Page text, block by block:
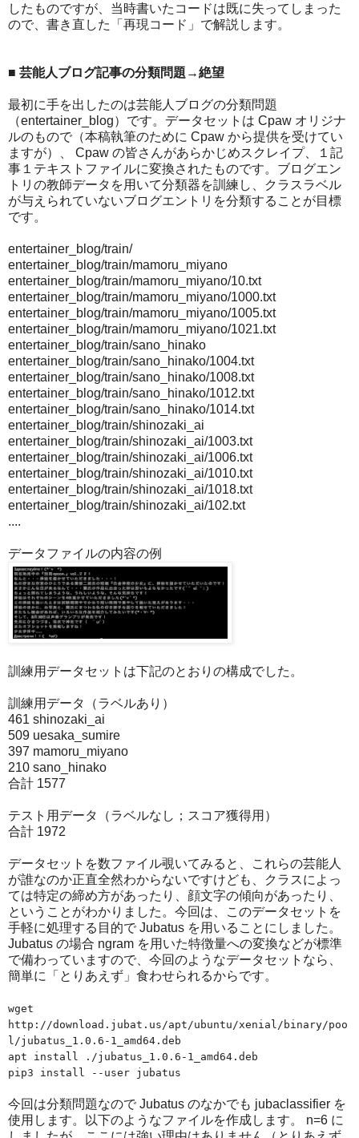
したものですが、当時書いたコードは既に失ってしまった
ので、書き直した「再現コード」で解説します。
■ 芸能人ブログ記事の分類問題→絶望
最初に手を出したのは芸能人ブログの分類問題
（entertainer_blog）です。データセットは Cpaw オリジナ
ルのもので（本稿執筆のために Cpaw から提供を受けてい
ますが）、 Cpaw の皆さんがあらかじめスクレイプ、１記
事１テキストファイルに変換されたものです。ブログエン
トリの教師データを用いて分類器を訓練し、クラスラベル
が与えられていないブログエントリを分類することが目標
です。
entertainer_blog/train/
entertainer_blog/train/mamoru_miyano
entertainer_blog/train/mamoru_miyano/10.txt
entertainer_blog/train/mamoru_miyano/1000.txt
entertainer_blog/train/mamoru_miyano/1005.txt
entertainer_blog/train/mamoru_miyano/1021.txt
entertainer_blog/train/sano_hinako
entertainer_blog/train/sano_hinako/1004.txt
entertainer_blog/train/sano_hinako/1008.txt
entertainer_blog/train/sano_hinako/1012.txt
entertainer_blog/train/sano_hinako/1014.txt
entertainer_blog/train/shinozaki_ai
entertainer_blog/train/shinozaki_ai/1003.txt
entertainer_blog/train/shinozaki_ai/1006.txt
entertainer_blog/train/shinozaki_ai/1010.txt
entertainer_blog/train/shinozaki_ai/1018.txt
entertainer_blog/train/shinozaki_ai/102.txt
....
データファイルの内容の例
訓練用データセットは下記のとおりの構成でした。
訓練用データ（ラベルあり）
461 shinozaki_ai
509 uesaka_sumire
397 mamoru_miyano
210 sano_hinako
合計 1577
テスト用データ（ラベルなし；スコア獲得用）
合計 1972
データセットを数ファイル覗いてみると、これらの芸能人
が誰なのか正直全然わからないですけども、クラスによっ
ては特定の締め方があったり、顔文字の傾向があったり、
ということがわかりました。今回は、このデータセットを
手軽に処理する目的で Jubatus を用いることにしました。
Jubatus の場合 ngram を用いた特徴量への変換などが標準
で備わっていますので、今回のようなデータセットなら、
簡単に「とりあえず」食わせられるからです。
wget
http://download.jubat.us/apt/ubuntu/xenial/binary/poo
l/jubatus_1.0.6-1_amd64.deb
apt install ./jubatus_1.0.6-1_amd64.deb
pip3 install --user jubatus
今回は分類問題なので Jubatus のなかでも jubaclassifier を
使用します。以下のようなファイルを作成します。 n=6 に